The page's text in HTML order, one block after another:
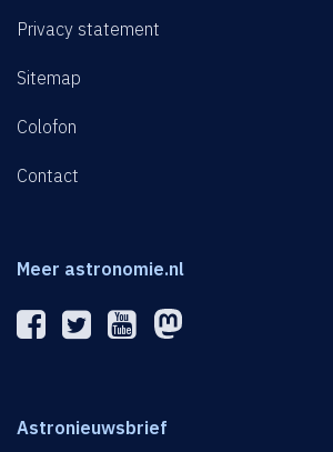
Privacy statement
Sitemap
Colofon
Contact
Meer astronomie.nl
Astronieuwsbrief